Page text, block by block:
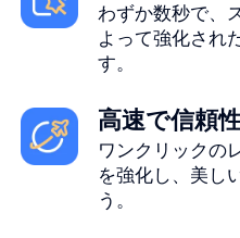
わずか数秒で、
よって強化され
す。
高速で信頼
ワンクリックの
を強化し、美し
う。